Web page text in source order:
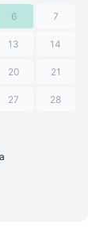
6 7
13 14
20 21
27 28